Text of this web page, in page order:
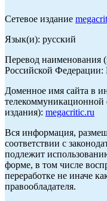
Сетевое издание
Язык(и): русский
Перевод наименования
Российской Федерации:
Доменное имя сайта в
телекоммуникационной
издания): megacritic.ru
Вся информация,
соответствии с
подлежит
форме, в том числе
переработке не иначе
правообладателя.